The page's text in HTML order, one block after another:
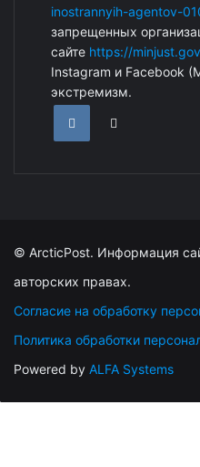
inostrannyih-agentov-
запрещенных
сайте https://
Instagram и Facebook
экстремизм.
© ArcticPost. Информация
авторских правах.
Согласие на обработку
Политика обработки
Powered by ALFA Systems